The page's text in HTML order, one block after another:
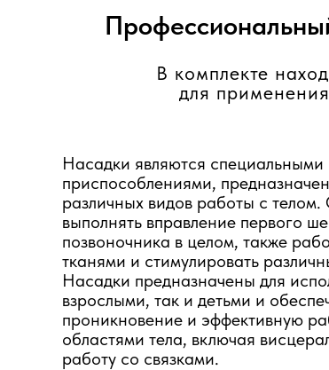
В комплекте
для
Насадки являются специальными
приспособлениями,
различных видов работы с
выполнять вправление первого
позвоночника в целом, также
тканями и стимулировать
Насадки предназначены для
взрослыми, так и детьми и
проникновение и эффективную
областями тела, включая
работу со связками.